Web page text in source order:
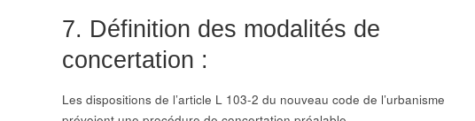
7. Définition des modalités de
concertation :
Les dispositions de l’article L 103-2 du nouveau code de l’urbanisme